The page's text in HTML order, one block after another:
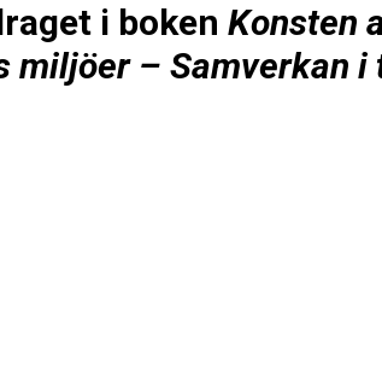
i boken Konsten
miljöer – Samverkan i